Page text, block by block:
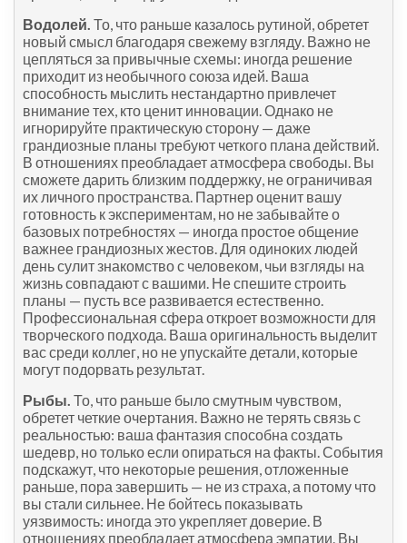
Водолей. То, что раньше казалось рутиной, обретет
новый смысл благодаря свежему взгляду. Важно не
цепляться за привычные схемы: иногда решение
приходит из необычного союза идей. Ваша
способность мыслить нестандартно привлечет
внимание тех, кто ценит инновации. Однако не
игнорируйте практическую сторону — даже
грандиозные планы требуют четкого плана действий.
В отношениях преобладает атмосфера свободы. Вы
сможете дарить близким поддержку, не ограничивая
их личного пространства. Партнер оценит вашу
готовность к экспериментам, но не забывайте о
базовых потребностях — иногда простое общение
важнее грандиозных жестов. Для одиноких людей
день сулит знакомство с человеком, чьи взгляды на
жизнь совпадают с вашими. Не спешите строить
планы — пусть все развивается естественно.
Профессиональная сфера откроет возможности для
творческого подхода. Ваша оригинальность выделит
вас среди коллег, но не упускайте детали, которые
могут подорвать результат.
Рыбы. То, что раньше было смутным чувством,
обретет четкие очертания. Важно не терять связь с
реальностью: ваша фантазия способна создать
шедевр, но только если опираться на факты. События
подскажут, что некоторые решения, отложенные
раньше, пора завершить — не из страха, а потому что
вы стали сильнее. Не бойтесь показывать
уязвимость: иногда это укрепляет доверие. В
отношениях преобладает атмосфера эмпатии. Вы